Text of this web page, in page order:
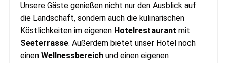
Unsere Gäste genießen nicht nur den Ausblick auf
die Landschaft, sondern auch die kulinarischen
Köstlichkeiten im eigenen Hotelrestaurant mit
Seeterrasse. Außerdem bietet unser Hotel noch
einen Wellnessbereich und einen eigenen